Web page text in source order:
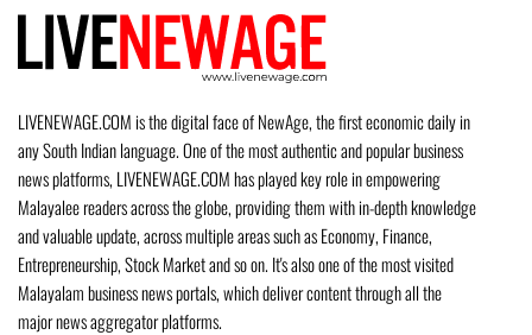
LIVENEWAGE.COM is the digital face of NewAge, the first economic daily in
any South Indian language. One of the most authentic and popular business
news platforms, LIVENEWAGE.COM has played key role in empowering
Malayalee readers across the globe, providing them with in-depth knowledge
and valuable update, across multiple areas such as Economy, Finance,
Entrepreneurship, Stock Market and so on. It's also one of the most visited
Malayalam business news portals, which deliver content through all the
major news aggregator platforms.